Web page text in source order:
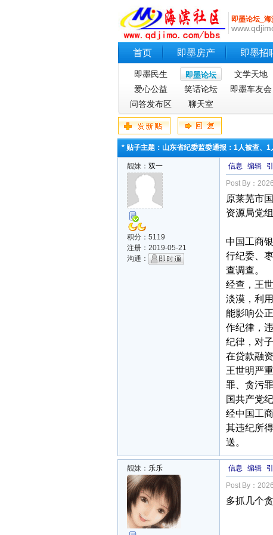
即墨论坛_海
首页 即墨房产 即墨招
即墨民生 即墨论坛 文学天地
爱心公益
笑话论坛 即墨车友会
问答发布区
聊天室
* 贴子主题：山东省纪委监委通报：1人被查、1
靓妹： 双一
积分：5119
注册：2019-05-21
沟通：
信息 编辑
Post By：
原莱芜市
资源局党
中国工商
行纪委、
查调查。
经查，王
淡漠，利
能影响公
作纪律，
纪律，对
在贷款融
王世明严
罪、贪污
国共产党
经中国工
其违纪所
送。
靓妹： 乐乐 信息 编辑
Post By：
多抓几个